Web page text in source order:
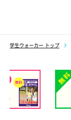
学生ウォーカー トップ